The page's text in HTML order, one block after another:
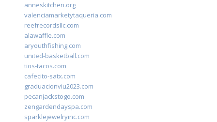
anneskitchen.org
valenciamarketytaqueria.com
reefrecordsllc.com
alawaffle.com
aryouthfishing.com
united-basketball.com
tios-tacos.com
cafecito-satx.com
graduacionviu2023.com
pecanjackstogo.com
zengardendayspa.com
sparklejewelryinc.com